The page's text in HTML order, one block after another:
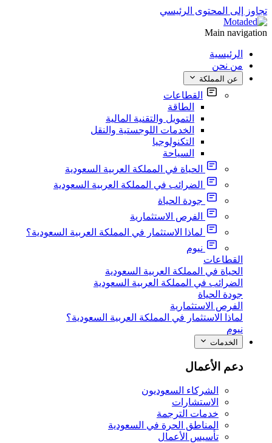
تجاوز إلى المحتوى الرئيسي
Main navigation
الرئيسية
من نحن
عن المملكة
القطاعات
الطاقة
التمويل والتقنية المالية
الخدمات اللوجستية والنقل
التكنولوجيا
السياحة
الحياة في المملكة العربية السعودية
الضرائب في المملكة العربية السعودية
جودة الحياة
الفرص الاستثمارية
لماذا الاستثمار في المملكة العربية السعودية؟
نيوم
القطاعات
الحياة في المملكة العربية السعودية
الضرائب في المملكة العربية السعودية
جودة الحياة
الفرص الاستثمارية
لماذا الاستثمار في المملكة العربية السعودية؟
نيوم
الخدمات
دعم الأعمال
الشركاء السعوديون
الاستشارات
خدمات الترجمة
المناطق الحرة في السعودية
تأسيس الأعمال